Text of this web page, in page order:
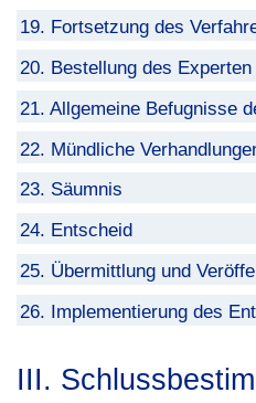
19. Fortsetzung des
20. Bestellung des Experten
21. Allgemeine Befugnisse
22. Mündliche
23. Säumnis
24. Entscheid
25. Übermittlung und
26. Implementierung des
III.